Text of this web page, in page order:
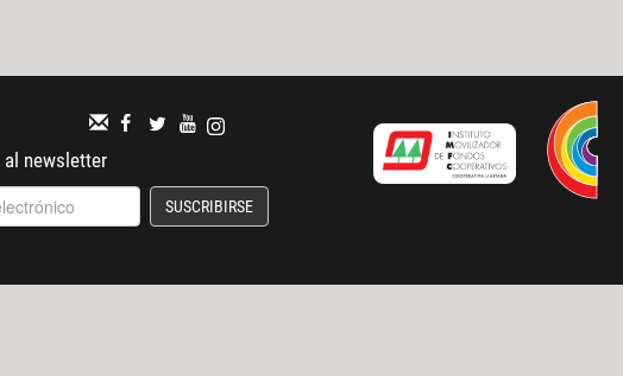
newsletter
SUSCRIBIRSE